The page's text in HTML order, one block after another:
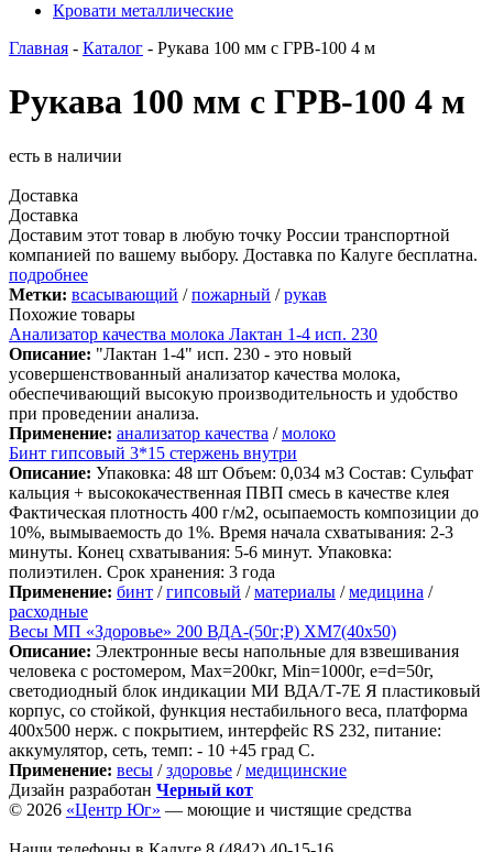
Кровати металлические
Главная - Каталог - Рукава 100 мм с ГРВ-100 4 м
Рукава 100 мм с ГРВ-100 4 м
есть в наличии
Доставка
Доставка
Доставим этот товар в любую точку России транспортной
компанией по вашему выбору. Доставка по Калуге бесплатна.
подробнее
Метки: всасывающий /пожарный /рукав
Похожие товары
Анализатор качества молока Лактан 1-4 исп. 230
Описание: "Лактан 1-4" исп. 230 - это новый
усовершенствованный анализатор качества молока,
обеспечивающий высокую производительность и удобство
при проведении анализа.
Применение: анализатор качества /молоко
Бинт гипсовый 3*15 стержень внутри
Описание: Упаковка: 48 шт Объем: 0,034 м3 Состав: Сульфат
кальция + высококачественная ПВП смесь в качестве клея
Фактическая плотность 400 г/м2, осыпаемость композиции до
10%, вымываемость до 1%. Время начала схватывания: 2-3
минуты. Конец схватывания: 5-6 минут. Упаковка:
полиэтилен. Срок хранения: 3 года
Применение: бинт /гипсовый /материалы /медицина /
расходные
Весы МП «Здоровье» 200 ВДА-(50г;Р) ХМ7(40х50)
Описание: Электронные весы напольные для взвешивания
человека с ростомером, Мах=200кг, Min=1000г, e=d=50г,
светодиодный блок индикации МИ ВДА/Т-7Е Я пластиковый
корпус, со стойкой, функция нестабильного веса, платформа
400х500 нерж. с покрытием, интерфейс RS 232, питание:
аккумулятор, сеть, темп: - 10 +45 град С.
Применение: весы /здоровье /медицинские
Дизайн разработан Черный кот
© 2026 «Центр Юг» — моющие и чистящие средства